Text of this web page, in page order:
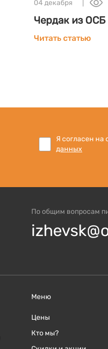
04 декабря
Чердак из ОСБ
Читать статью
Я согласен на
данных
По общим вопросам
Меню
Цены
Кто мы?